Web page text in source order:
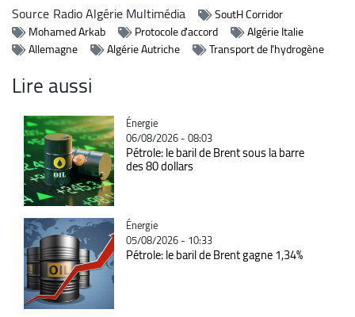
Source Radio Algérie Multimédia
SoutH Corridor
Mohamed Arkab
Protocole d'accord
Algérie Italie
Allemagne
Algérie Autriche Transport de l’hydrogène
Lire aussi
Catégorie
Énergie
06/08/2026 - 08:03
Pétrole: le baril de Brent sous la barre
des 80 dollars
Catégorie
Énergie
05/08/2026 - 10:33
Pétrole: le baril de Brent gagne 1,34%